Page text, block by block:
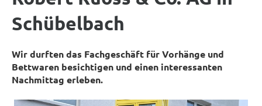
Schübelbach
Wir durften das Fachgeschäft für Vorhänge und
Bettwaren besichtigen und einen interessanten
Nachmittag erleben.